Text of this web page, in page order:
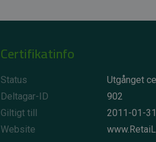
Certifikatinfo
Status
Utgånget
Deltagar-ID
902
Giltigt till
2011-01-31
Website